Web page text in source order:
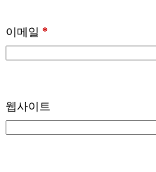
이메일 *
웹사이트